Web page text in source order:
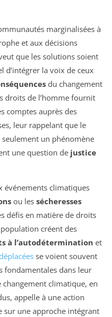
marginalisées à
et aux décisions
que les solutions soient
d’intégrer la voix de ceux
du changement
droits de l’homme fournit
comptes auprès des
leur rappelant que le
un phénomène
une question de justice
événements climatiques
ou les sécheresses
défis en matière de droits
créent des
à l’autodétermination et
se voient souvent
fondamentales dans leur
climatique, en
appelle à une action
sur une approche intégrant